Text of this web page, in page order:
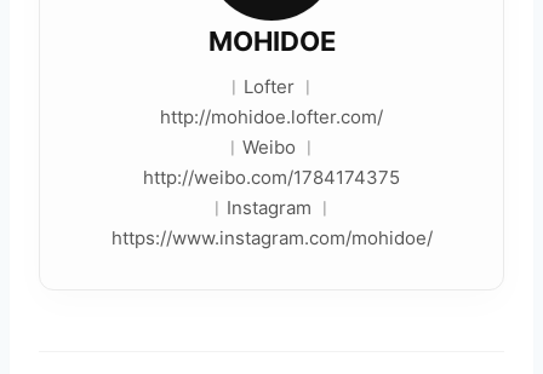
MOHIDOE
︳Lofter ︳
http://mohidoe.lofter.com/
︳Weibo ︳
http://weibo.com/1784174375
︳Instagram ︳
https://www.instagram.com/mohidoe/